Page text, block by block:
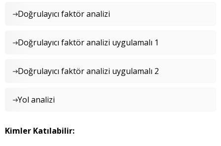
Doğrulayıcı faktör analizi
Doğrulayıcı faktör analizi uygulamalı 1
Doğrulayıcı faktör analizi uygulamalı 2
Yol analizi
Kimler Katılabilir: